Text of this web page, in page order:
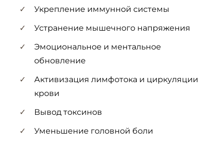
Укрепление иммунной системы
Устранение мышечного напряжения
Эмоциональное и ментальное
обновление
Активизация лимфотока и циркуляции
крови
Вывод токсинов
Уменьшение головной боли